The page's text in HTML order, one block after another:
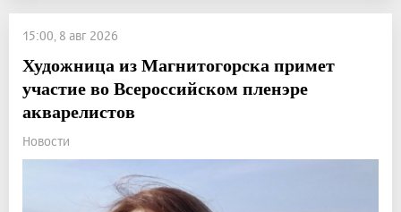
15:00, 8 авг 2026
Художница из Магнитогорска примет
участие во Всероссийском пленэре
акварелистов
Новости